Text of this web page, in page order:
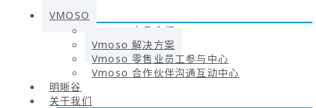
VMOSO
Vmoso 产品介绍
Vmoso 解决方案
Vmoso 零售业员工参与中心
Vmoso 合作伙伴沟通互动中心
明晰谷
关于我们